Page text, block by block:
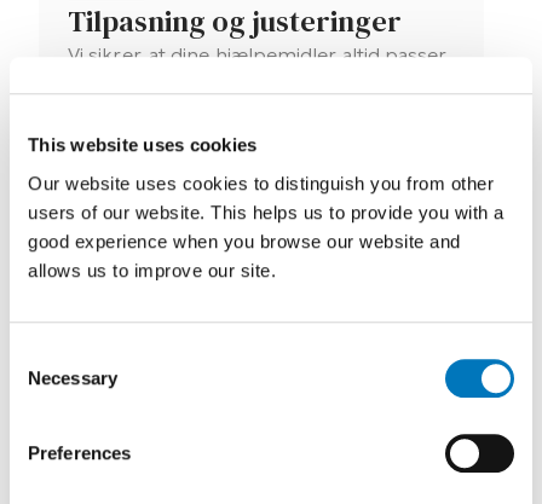
This website uses cookies
Our website uses cookies to distinguish you from other
users of our website. This helps us to provide you with a
good experience when you browse our website and
allows us to improve our site.
Selection
Necessary
Preferences
Tilpasning og justeringer
Vi sikrer, at dine hjælpemidler altid passer
spørgsmål vedrørende ansøgninger og